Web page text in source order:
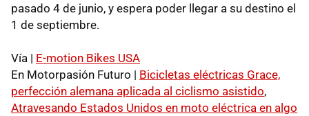
pasado 4 de junio, y espera poder llegar a su destino el
1 de septiembre.
Vía | E-motion Bikes USA
En Motorpasión Futuro | Bicicletas eléctricas Grace,
perfección alemana aplicada al ciclismo asistido,
Atravesando Estados Unidos en moto eléctrica en algo